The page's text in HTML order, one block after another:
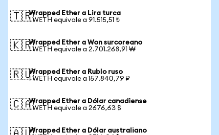
🇹🇷Wrapped Ether a Lira turca
1 WETH equivale a 91.515,51 ₺
🇰🇷Wrapped Ether a Won surcoreano
1 WETH equivale a 2.701.268,91 ₩
🇷🇺Wrapped Ether a Rublo ruso
1 WETH equivale a 157.840,79 ₽
🇨🇦Wrapped Ether a Dólar canadiense
1 WETH equivale a 2676,63 $
Wrapped Ether a Dólar australiano